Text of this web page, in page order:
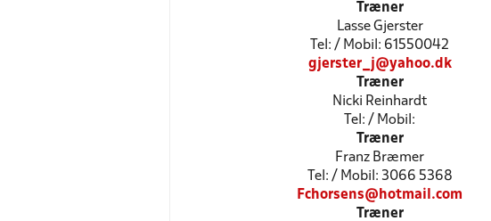
Træner
Lasse Gjerster
Tel: / Mobil: 61550042
gjerster_j@yahoo.dk
Træner
Nicki Reinhardt
Tel: / Mobil:
Træner
Franz Bræmer
Tel: / Mobil: 3066 5368
Fchorsens@hotmail.com
Træner